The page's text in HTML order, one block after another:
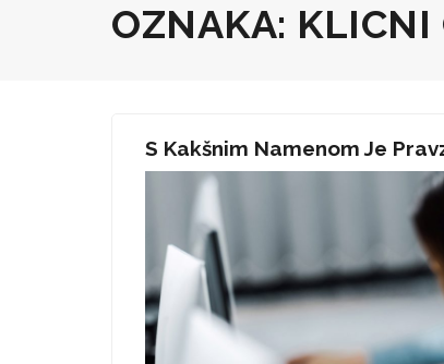
OZNAKA: KLICNI
S Kakšnim Namenom Je